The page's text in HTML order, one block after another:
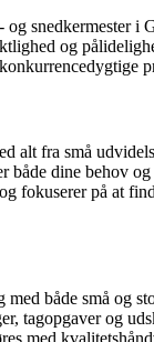
snedkermester i
og
alt fra små
både dine behov
fokuserer på at
både små og
tagopgaver og
med